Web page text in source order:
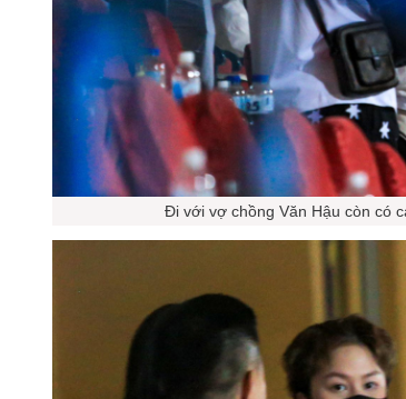
Đi với vợ chồng Văn Hậu còn có